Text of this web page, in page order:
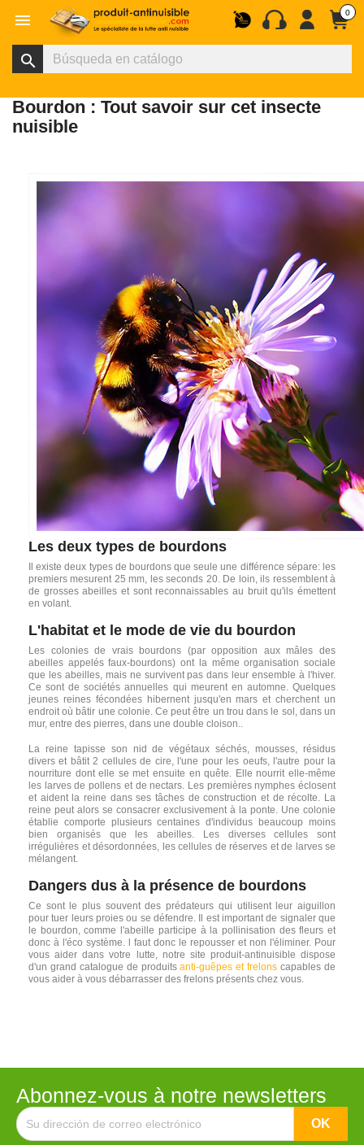
 0
search
Bourdon : Tout savoir sur cet insecte
nuisible
Les deux types de bourdons
Il existe deux types de bourdons que seule une différence sépare: les
premiers mesurent 25 mm, les seconds 20. De loin, ils ressemblent à
de grosses abeilles et sont reconnaissables au bruit qu'ils émettent
en volant.
L'habitat et le mode de vie du bourdon
Les colonies de vrais bourdons (par opposition aux mâles des
abeilles appelés faux-bourdons) ont la même organisation sociale
que les abeilles, mais ne survivent pas dans leur ensemble à l'hiver.
Ce sont de sociétés annuelles qui meurent en automne. Quelques
jeunes reines fécondées hibernent jusqu'en mars et cherchent un
endroit où bâtir une colonie. Ce peut être un trou dans le sol, dans un
mur, entre des pierres, dans une double cloison..
La reine tapisse son nid de végétaux séchés, mousses, résidus
divers et bâtit 2 cellules de cire, l'une pour les oeufs, l'autre pour la
nourriture dont elle se met ensuite en quête. Elle nourrit elle-même
les larves de pollens et de nectars. Les premières nymphes éclosent
et aident la reine dans ses tâches de construction et de récolte. La
reine peut alors se consacrer exclusivement à la ponte. Une colonie
établie comporte plusieurs centaines d'individus beaucoup moins
bien organisés que les abeilles. Les diverses cellules sont
irrégulières et désordonnées, les cellules de réserves et de larves se
mélangent.
Dangers dus à la présence de bourdons
Ce sont le plus souvent des prédateurs qui utilisent leur aiguillon
pour tuer leurs proies ou se défendre. Il est important de signaler que
le bourdon, comme l'abeille participe à la pollinisation des fleurs et
donc à l'éco système. l faut donc le repousser et non l'éliminer. Pour
vous aider dans votre lutte, notre site produit-antinuisible dispose
d'un grand catalogue de produitsanti-guêpes et frelons capables de
vous aider à vous débarrasser des frelons présents chez vous.
Abonnez-vous à notre newsletters